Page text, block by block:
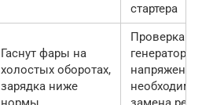
стартера
Гаснут фары на
холостых оборотах,
зарядка ниже
Проверка
генератора,